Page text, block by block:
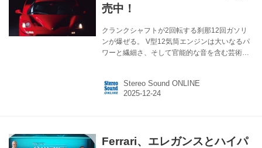
売中！
クランクシャフトが2回転する刹那12回ガソリ
ンが爆ぜる。 V型12気筒エンジンは大いなるパ
ワーと繊細さ、そして官能的な音を含む芸術品
いも持ち合わせている。 MOTORIST Vol.7 販売
価格 ¥1,980（税込） ■発売日：2025年12月23
MOTORIST編集部 自然吸気V12の極北、F1直系
Stereo Sound ONLINE
Ferrari、エレガンスとハイパ